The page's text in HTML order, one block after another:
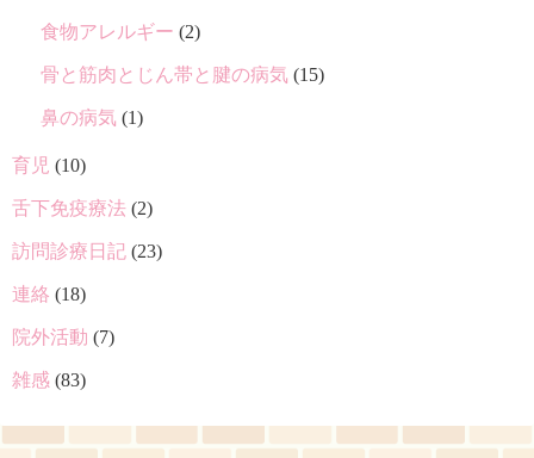
食物アレルギー (2)
骨と筋肉とじん帯と腱の病気 (15)
鼻の病気 (1)
育児 (10)
舌下免疫療法 (2)
訪問診療日記 (23)
連絡 (18)
院外活動 (7)
雑感 (83)